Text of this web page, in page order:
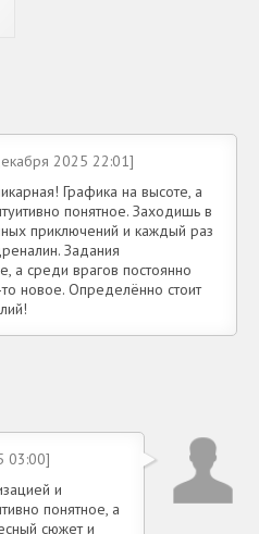
2025 22:01]
Графика на высоте, а
понятное. Заходишь в
приключений и каждый раз
Задания
а среди врагов постоянно
новое. Определённо стоит
03:00]
и
понятное, а
сюжет и